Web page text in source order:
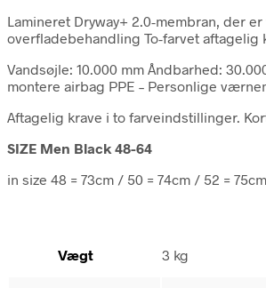
Lamineret Dryway+ 2.0-membran, der
overfladebehandling To-farvet aftagelig
Vandsøjle: 10.000 mm Åndbarhed:
montere airbag PPE – Personlige
Aftagelig krave i to farveindstillinger.
SIZE Men Black 48-64
in size 48 = 73cm / 50 = 74cm / 52 =
Vægt 3 kg